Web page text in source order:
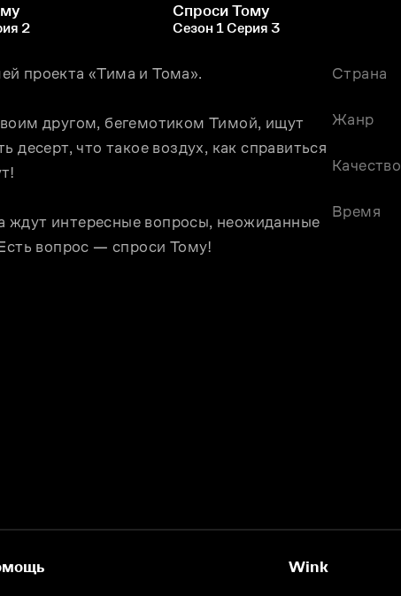
2
Спроси Тому
Сезон 1 Серия 3
проекта «Тима и Тома».
другом, бегемотиком Тимой, ищут
десерт, что такое воздух, как справиться
ждут интересные вопросы, неожиданные
вопрос — спроси Тому!
Страна
Жанр
Качество
Время
Wink